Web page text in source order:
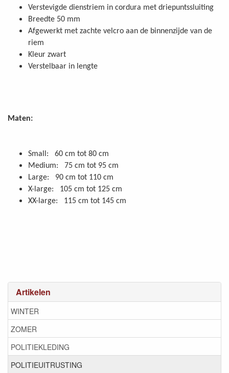
Artikelen
WINTER
ZOMER
POLITIEKLEDING
POLITIEUITRUSTING
Verstevigde dienstriem in cordura met driepuntssluiting
Breedte 50 mm
Afgewerkt met zachte velcro aan de binnenzijde van de
riem
Kleur zwart
Verstelbaar in lengte
Maten:
Small: 60 cm tot 80 cm
Medium: 75 cm tot 95 cm
Large: 90 cm tot 110 cm
X-large: 105 cm tot 125 cm
XX-large: 115 cm tot 145 cm